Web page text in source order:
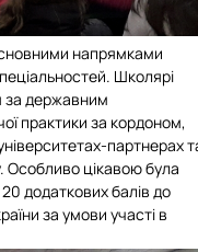
напрямками
Школярі
за державним
практики за кордоном,
партнерах
Особливо цікавою була
додаткових балів до
за умови участі в